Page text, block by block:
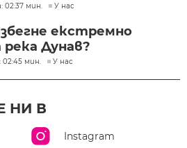
02:37 мин. У нас
екстремно
Дунав?
02:45 мин. У нас
НИ В
Instagram